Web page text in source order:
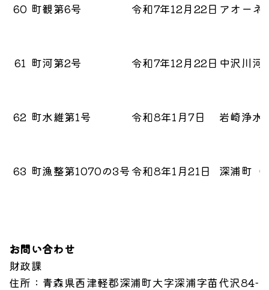
60 町観第6号 令和7年12月22日 アオーネ
61 町河第2号 令和7年12月22日 中沢川河
62 町水維第1号 令和8年1月7日 岩崎浄水
63 町漁整第1070の3号令和8年1月21日 深浦町（
お問い合わせ
財政課
住所 ：青森県西津軽郡深浦町大字深浦字苗代沢84-